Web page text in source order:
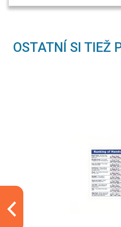
OSTATNÍ SI TIEŽ